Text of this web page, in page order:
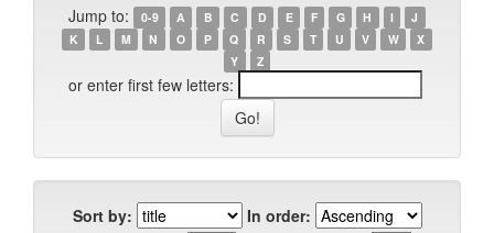
Jump to: 0-9 A B C D E F G H I
J
K
L M N O P Q R S T U V W
X
Y
Z
or enter first few letters:
Sort by:
In order: